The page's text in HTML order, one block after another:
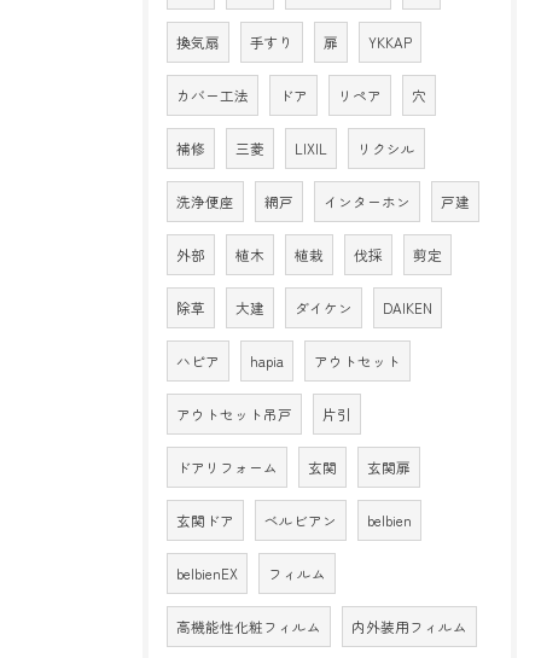
換気扇 手すり 扉 YKKAP
カバー工法 ドア リペア 穴
補修 三菱 LIXIL リクシル
洗浄便座 網戸 インターホン 戸建
外部 植木 植栽 伐採 剪定
除草 大建 ダイケン DAIKEN
ハピア hapia アウトセット
アウトセット吊戸 片引
ドアリフォーム 玄関 玄関扉
玄関ドア ベルビアン belbien
belbienEX フィルム
高機能性化粧フィルム 内外装用フィルム